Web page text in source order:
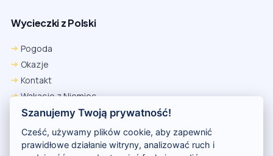
Wycieczki z Polski
Pogoda
Okazje
Kontakt
Wakacje z Niemiec
Polityka Prywatności
Wakacje w Egipcie
Rankingi hoteli
Szanujemy Twoją prywatność!
Cześć, używamy plików cookie, aby zapewnić
prawidłowe działanie witryny, analizować ruch i